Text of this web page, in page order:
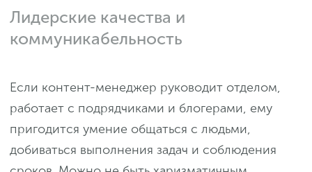
Лидерские качества и
коммуникабельность
Если контент-менеджер руководит отделом,
работает с подрядчиками и блогерами, ему
пригодится умение общаться с людьми,
добиваться выполнения задач и соблюдения